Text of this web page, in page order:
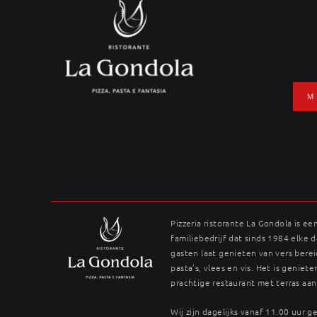
Pizzeria ristorante La Gondola is
familiebedrijf dat sinds 1984 elke
gasten laat genieten van vers
pasta’s, vlees en vis. Het is
prachtige restaurant met terras
Wij zijn dagelijks vanaf 11.00 uur